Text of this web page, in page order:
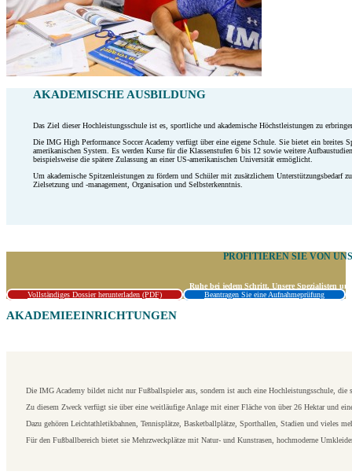
AKADEMISCHE AUSBILDUNG
Das Ziel dieser Hochleistungsschule ist es, sportliche und akademische Höchstleistungen zu
Die IMG High Performance Soccer Academy verfügt über eine eigene Schule. Sie bietet ein
amerikanischen System. Es werden Kurse für die Klassenstufen 6 bis 12 sowie weitere
beispielsweise die spätere Zulassung an einer US-amerikanischen Universität ermöglicht.
Um akademische Spitzenleistungen zu fördern und Schüler mit zusätzlichem
Zielsetzung und -management, Organisation und Selbsterkenntnis.
PROFITIEREN SIE VON
Ruhe bei jedem Schritt. Unsere Spezialisten
Vollständiges Dossier herunterladen (PDF)
Beantragen Sie eine Aufnahmeprüfung
AKADEMIEEINRICHTUNGEN
Die IMG Academy bildet nicht nur Fußballspieler aus, sondern ist auch eine Hochleistungsschule,
Zu diesem Zweck verfügt sie über eine weitläufige Anlage mit einer Fläche von über 26 Hektar und
Dazu gehören Leichtathletikbahnen, Tennisplätze, Basketballplätze, Sporthallen, Stadien und vieles
Für den Fußballbereich bietet sie Mehrzweckplätze mit Natur- und Kunstrasen, hochmoderne